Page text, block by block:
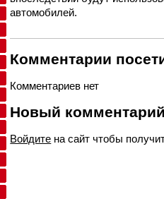
автомобилей.
Комментарии
Комментариев нет
Новый
Войдите на сайт чтобы